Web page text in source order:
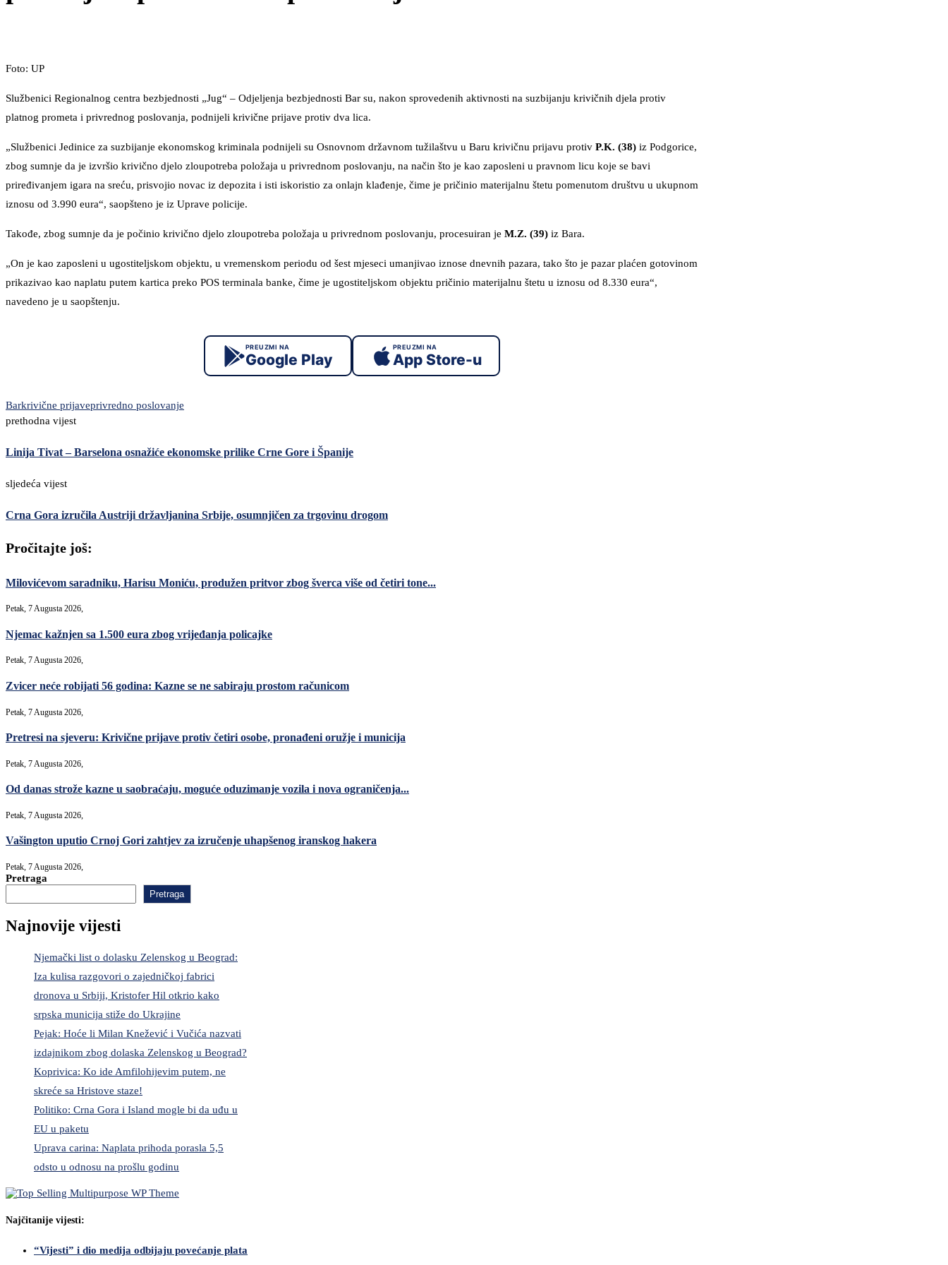
Foto: UP
Službenici Regionalnog centra bezbjednosti „Jug“ – Odjeljenja bezbjednosti Bar su, nakon sprovedenih aktivnosti na suzbijanju krivičnih djela protiv
platnog prometa i privrednog poslovanja, podnijeli krivične prijave protiv dva lica.
„Službenici Jedinice za suzbijanje ekonomskog kriminala podnijeli su Osnovnom državnom tužilaštvu u Baru krivičnu prijavu protiv P.K. (38) iz Podgorice,
zbog sumnje da je izvršio krivično djelo zloupotreba položaja u privrednom poslovanju, na način što je kao zaposleni u pravnom licu koje se bavi
priređivanjem igara na sreću, prisvojio novac iz depozita i isti iskoristio za onlajn klađenje, čime je pričinio materijalnu štetu pomenutom društvu u ukupnom
iznosu od 3.990 eura“, saopšteno je iz Uprave policije.
Takođe, zbog sumnje da je počinio krivično djelo zloupotreba položaja u privrednom poslovanju, procesuiran je M.Z. (39) iz Bara.
„On je kao zaposleni u ugostiteljskom objektu, u vremenskom periodu od šest mjeseci umanjivao iznose dnevnih pazara, tako što je pazar plaćen gotovinom
prikazivao kao naplatu putem kartica preko POS terminala banke, čime je ugostiteljskom objektu pričinio materijalnu štetu u iznosu od 8.330 eura“,
navedeno je u saopštenju.
PREUZMI NA
Google Play
PREUZMI NA
App Store-u
Barkrivične prijaveprivredno poslovanje
prethodna vijest
Linija Tivat – Barselona osnažiće ekonomske prilike Crne Gore i Španije
sljedeća vijest
Crna Gora izručila Austriji državljanina Srbije, osumnjičen za trgovinu drogom
Pročitajte još:
Milovićevom saradniku, Harisu Moniću, produžen pritvor zbog šverca više od četiri tone...
Petak, 7 Augusta 2026,
Njemac kažnjen sa 1.500 eura zbog vrijeđanja policajke
Petak, 7 Augusta 2026,
Zvicer neće robijati 56 godina: Kazne se ne sabiraju prostom računicom
Petak, 7 Augusta 2026,
Pretresi na sjeveru: Krivične prijave protiv četiri osobe, pronađeni oružje i municija
Petak, 7 Augusta 2026,
Od danas strože kazne u saobraćaju, moguće oduzimanje vozila i nova ograničenja...
Petak, 7 Augusta 2026,
Vašington uputio Crnoj Gori zahtjev za izručenje uhapšenog iranskog hakera
Petak, 7 Augusta 2026,
Pretraga
Pretraga
Najnovije vijesti
Njemački list o dolasku Zelenskog u Beograd:
Iza kulisa razgovori o zajedničkoj fabrici
dronova u Srbiji, Kristofer Hil otkrio kako
srpska municija stiže do Ukrajine
Pejak: Hoće li Milan Knežević i Vučića nazvati
izdajnikom zbog dolaska Zelenskog u Beograd?
Koprivica: Ko ide Amfilohijevim putem, ne
skreće sa Hristove staze!
Politiko: Crna Gora i Island mogle bi da uđu u
EU u paketu
Uprava carina: Naplata prihoda porasla 5,5
odsto u odnosu na prošlu godinu
Najčitanije vijesti:
“Vijesti” i dio medija odbijaju povećanje plata